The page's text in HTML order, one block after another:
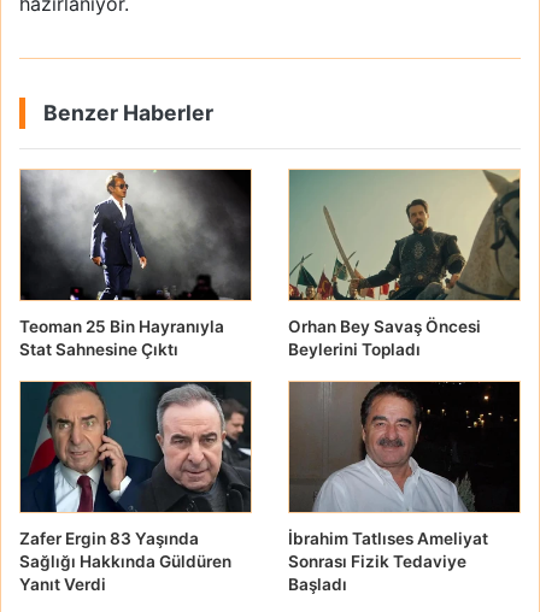
Benzer Haberler
Teoman 25 Bin Hayranıyla
Stat Sahnesine Çıktı
Orhan Bey Savaş Öncesi
Beylerini Topladı
Zafer Ergin 83 Yaşında
Sağlığı Hakkında Güldüren
Yanıt Verdi
İbrahim Tatlıses Ameliyat
Sonrası Fizik Tedaviye
Başladı